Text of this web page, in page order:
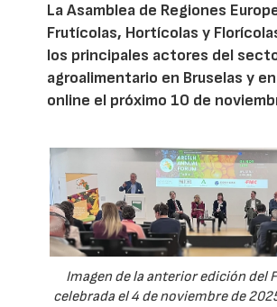
La Asamblea de Regiones
Frutícolas, Hortícolas y
los principales actores del
agroalimentario en Bruselas y
online el próximo 10 de
Imagen de la anterior edición del
celebrada el 4 de noviembre de